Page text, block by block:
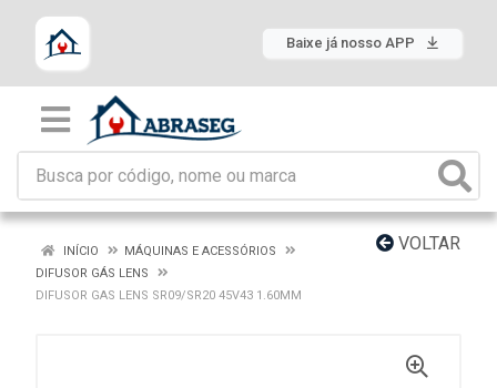
Baixe já nosso APP
VOLTAR
INÍCIO
MÁQUINAS E ACESSÓRIOS
DIFUSOR GÁS LENS
DIFUSOR GAS LENS SR09/SR20 45V43 1.60MM